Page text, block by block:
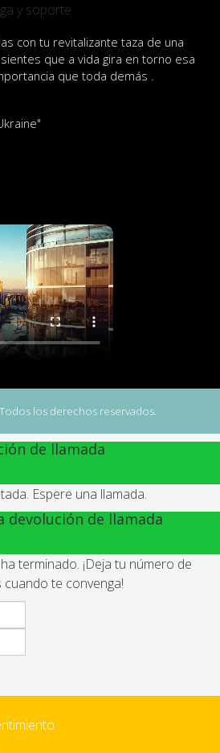
y soporte
con tu revitalizante taza de una
sientes que a vida gira en torno esa
que toda demás .
los derechos reservados.
de llamada
Espere una llamada.
devolución de llamada
terminado. ¡Deja tu número de
te convenga!